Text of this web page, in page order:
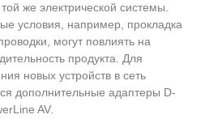
же электрической системы.
условия, например, прокладка
могут повлиять на
продукта. Для
новых устройств в сеть
дополнительные адаптеры D-
AV.